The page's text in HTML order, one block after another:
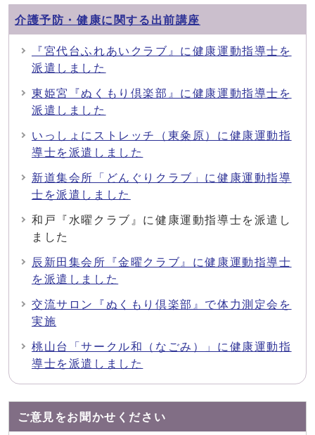
介護予防・健康に関する出前講座
『宮代台ふれあいクラブ』に健康運動指導士を
派遣しました
東姫宮『ぬくもり倶楽部』に健康運動指導士を
派遣しました
いっしょにストレッチ（東粂原）に健康運動指
導士を派遣しました
新道集会所「どんぐりクラブ」に健康運動指導
士を派遣しました
和戸『水曜クラブ』に健康運動指導士を派遣し
ました
辰新田集会所『金曜クラブ』に健康運動指導士
を派遣しました
交流サロン『ぬくもり倶楽部』で体力測定会を
実施
桃山台「サークル和（なごみ）」に健康運動指
導士を派遣しました
ご意見をお聞かせください